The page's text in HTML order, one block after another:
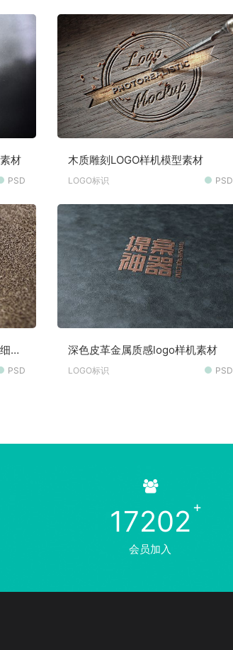
材
PSD
木质雕刻LOGO样机模型素材
LOGO标识 PSD
节
PSD
深色皮革金属质感logo样机素材
LOGO标识 PSD
17202
会员加入